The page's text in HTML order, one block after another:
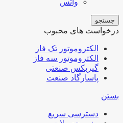
جستجو
درخواست های محبوب
الکتروموتور تک فاز
الکتروموتور سه فاز
گیربکس صنعتی
پاسارگاد صنعت
بستن
دسترسی سریع